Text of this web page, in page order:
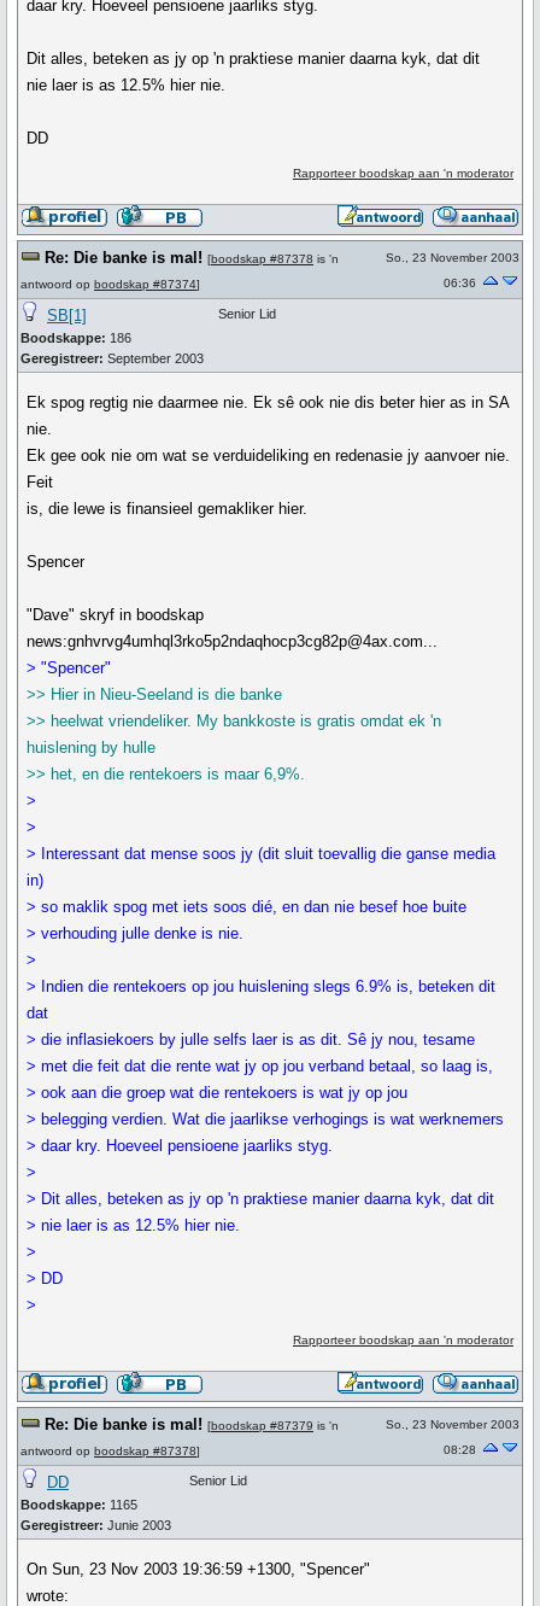
daar kry. Hoeveel pensioene jaarliks styg.
Dit alles, beteken as jy op 'n praktiese manier daarna kyk, dat dit
nie laer is as 12.5% hier nie.
DD
Rapporteer boodskap aan 'n moderator
Re: Die banke is mal! [boodskap #87378 is 'n
antwoord op boodskap #87374]
So., 23 November 2003
06:36
SB[1]
Boodskappe: 186
Geregistreer: September 2003
Senior Lid
Ek spog regtig nie daarmee nie. Ek sê ook nie dis beter hier as in SA
nie.
Ek gee ook nie om wat se verduideliking en redenasie jy aanvoer nie.
Feit
is, die lewe is finansieel gemakliker hier.
Spencer
"Dave" skryf in boodskap
news:gnhvrvg4umhql3rko5p2ndaqhocp3cg82p@4ax.com...
> "Spencer"
>> Hier in Nieu-Seeland is die banke
>> heelwat vriendeliker. My bankkoste is gratis omdat ek 'n
huislening by hulle
>> het, en die rentekoers is maar 6,9%.
>
>
> Interessant dat mense soos jy (dit sluit toevallig die ganse media
in)
> so maklik spog met iets soos dié, en dan nie besef hoe buite
> verhouding julle denke is nie.
>
> Indien die rentekoers op jou huislening slegs 6.9% is, beteken dit
dat
> die inflasiekoers by julle selfs laer is as dit. Sê jy nou, tesame
> met die feit dat die rente wat jy op jou verband betaal, so laag is,
> ook aan die groep wat die rentekoers is wat jy op jou
> belegging verdien. Wat die jaarlikse verhogings is wat werknemers
> daar kry. Hoeveel pensioene jaarliks styg.
>
> Dit alles, beteken as jy op 'n praktiese manier daarna kyk, dat dit
> nie laer is as 12.5% hier nie.
>
> DD
>
Rapporteer boodskap aan 'n moderator
Re: Die banke is mal! [boodskap #87379 is 'n
antwoord op boodskap #87378]
So., 23 November 2003
08:28
DD
Boodskappe: 1165
Geregistreer: Junie 2003
Senior Lid
On Sun, 23 Nov 2003 19:36:59 +1300, "Spencer"
wrote: